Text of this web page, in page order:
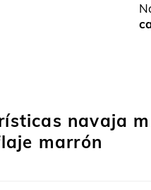
navaja
marrón